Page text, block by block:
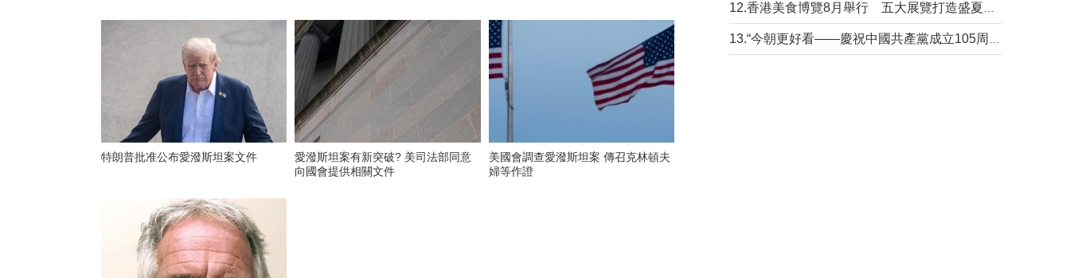
特朗普批准公布愛潑斯坦案文件
愛潑斯坦案有新突破? 美司法部同意
向國會提供相關文件
美國會調查愛潑斯坦案 傳召克林頓夫
婦等作證